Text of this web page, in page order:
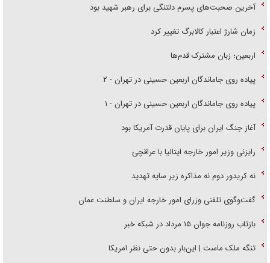
آخرین صحبت‌های پسرم دلتنگی برای رهبر شهید بود
زمان شارژ اعتبار کالابرگ تغییر کرد
اربعین؛ زبان مشترک قدم‌ها
پیاده روی جاماندگان اربعین حسینی در تهران - ۲
پیاده روی جاماندگان اربعین حسینی در تهران - ۱
آغاز جنگ ایران برای پایان قدرت آمریکا بود
رایزنی وزیر امور خارجه ایتالیا با عراقچی
نه کریدور دوم نه مذاکره زیر سایه تهدید
گفت‌وگوی تلفنی وزرای امور خارجه ایران و سلطنت عمان
بازتاب روزنامه جوان ۱۵ مرداد در شبکه خبر
تنگه ملک ماست | این‌بار بدون حتی نظر امریکا